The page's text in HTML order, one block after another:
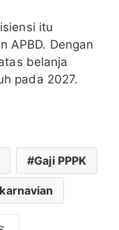
itu
APBD. Dengan
belanja
pada 2027.
Gaji PPPK